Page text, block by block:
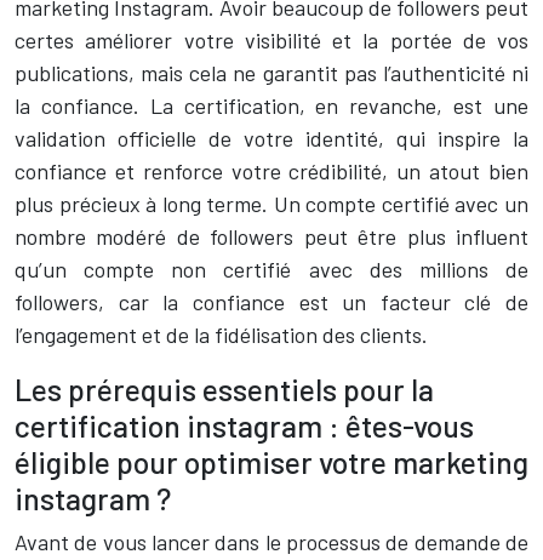
marketing Instagram. Avoir beaucoup de followers peut
certes améliorer votre visibilité et la portée de vos
publications, mais cela ne garantit pas l’authenticité ni
la confiance. La certification, en revanche, est une
validation officielle de votre identité, qui inspire la
confiance et renforce votre crédibilité, un atout bien
plus précieux à long terme. Un compte certifié avec un
nombre modéré de followers peut être plus influent
qu’un compte non certifié avec des millions de
followers, car la confiance est un facteur clé de
l’engagement et de la fidélisation des clients.
Les prérequis essentiels pour la
certification instagram : êtes-vous
éligible pour optimiser votre marketing
instagram ?
Avant de vous lancer dans le processus de demande de